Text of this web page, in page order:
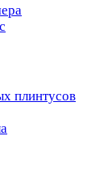
плинтусов